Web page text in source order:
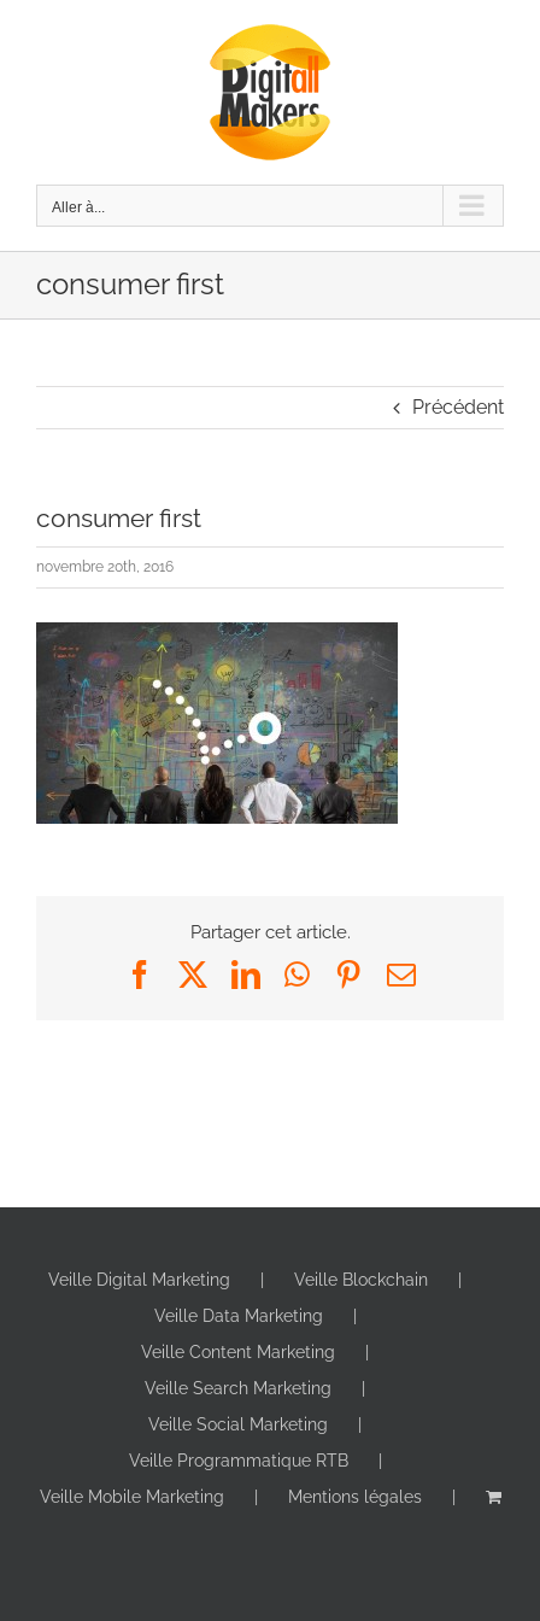
Aller à...
consumer first
Précédent
consumer first
novembre 20th, 2016
Partager cet article.
FacebookLinkedInWhatsApp
Pinterest
Email
Veille Digital Marketing
Veille Blockchain
Veille Data Marketing
Veille Content Marketing
Veille Search Marketing
Veille Social Marketing
Veille Programmatique RTB
Veille Mobile Marketing
Mentions légales